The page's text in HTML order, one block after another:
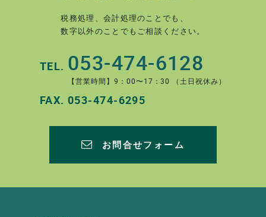
税務処理、会計処理のことでも、
数字以外のことでもご相談ください。
TEL. 053-474-6128
【営業時間】9：00〜17：30 （土日祝休み）
FAX. 053-474-6295
お問合せフォーム